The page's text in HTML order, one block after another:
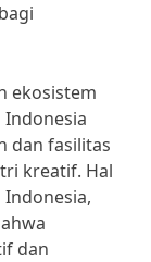
ekosistem
dan fasilitas
kreatif. Hal
Indonesia,
dan